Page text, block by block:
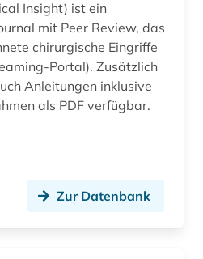
architekturzeichnung (4)
Griechenland (Altertum) (7)
(23)
Insight) ist ein
mit Peer Review, das
chirurgische Eingriffe
Portal). Zusätzlich
Anleitungen inklusive
als PDF verfügbar.
Zur Datenbank